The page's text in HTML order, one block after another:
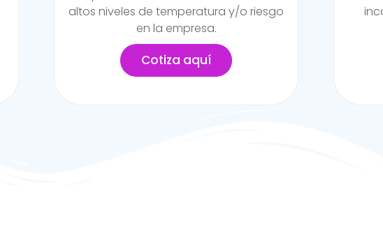
incapacidad temporal propia del
trabajo.
Cotiza aquí